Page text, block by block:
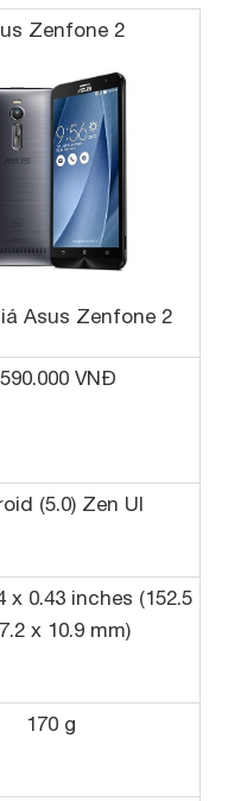
Zenfone 2
Asus Zenfone 2
VNĐ
(5.0) Zen UI
x 0.43 inches (152.5
x 10.9 mm)
170 g